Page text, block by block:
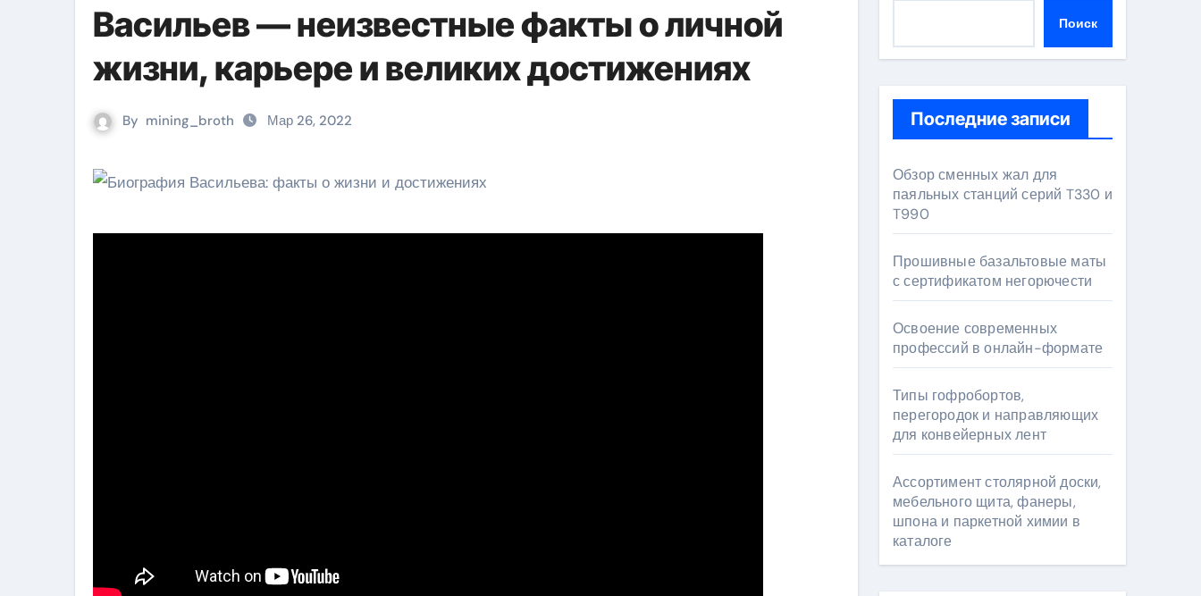
Васильев — неизвестные факты о личной
жизни, карьере и великих достижениях
By mining_broth Мар 26, 2022
Поиск
Последние записи
Обзор сменных жал для
паяльных станций серий T330 и
T990
Прошивные базальтовые маты
с сертификатом негорючести
Освоение современных
профессий в онлайн-формате
Типы гофробортов,
перегородок и направляющих
для конвейерных лент
Ассортимент столярной доски,
мебельного щита, фанеры,
шпона и паркетной химии в
каталоге